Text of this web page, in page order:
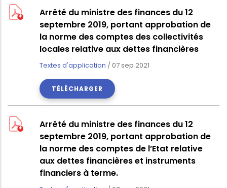
Arrêté du ministre des finances du 12
septembre 2019, portant approbation de
la norme des comptes des collectivités
locales relative aux dettes financières
Textes d'application / 07 sep 2021
TÉLÉCHARGER
Arrêté du ministre des finances du 12
septembre 2019, portant approbation de
la norme des comptes de l’Etat relative
aux dettes financières et instruments
financiers à terme.